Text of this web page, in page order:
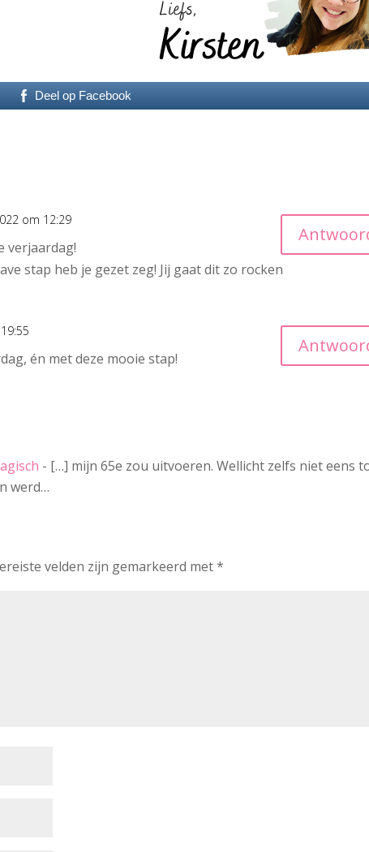
Deel op Facebook
om 12:29
verjaardag!
stap heb je gezet zeg! Jij gaat dit zo rocken
én met deze mooie stap!
- […] mijn 65e zou uitvoeren. Wellicht zelfs niet eens
werd…
velden zijn gemarkeerd met*